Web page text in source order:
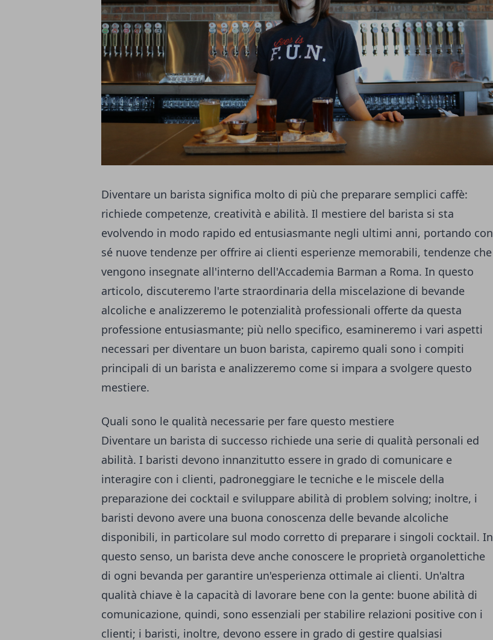
Diventare un barista significa molto di più che preparare semplici caffè:
richiede competenze, creatività e abilità. Il mestiere del barista si sta
evolvendo in modo rapido ed entusiasmante negli ultimi anni, portando con
sé nuove tendenze per offrire ai clienti esperienze memorabili, tendenze che
vengono insegnate all'interno dell'Accademia Barman a Roma. In questo
articolo, discuteremo l'arte straordinaria della miscelazione di bevande
alcoliche e analizzeremo le potenzialità professionali offerte da questa
professione entusiasmante; più nello specifico, esamineremo i vari aspetti
necessari per diventare un buon barista, capiremo quali sono i compiti
principali di un barista e analizzeremo come si impara a svolgere questo
mestiere.
Quali sono le qualità necessarie per fare questo mestiere
Diventare un barista di successo richiede una serie di qualità personali ed
abilità. I baristi devono innanzitutto essere in grado di comunicare e
interagire con i clienti, padroneggiare le tecniche e le miscele della
preparazione dei cocktail e sviluppare abilità di problem solving; inoltre, i
baristi devono avere una buona conoscenza delle bevande alcoliche
disponibili, in particolare sul modo corretto di preparare i singoli cocktail. In
questo senso, un barista deve anche conoscere le proprietà organolettiche
di ogni bevanda per garantire un'esperienza ottimale ai clienti. Un'altra
qualità chiave è la capacità di lavorare bene con la gente: buone abilità di
comunicazione, quindi, sono essenziali per stabilire relazioni positive con i
clienti; i baristi, inoltre, devono essere in grado di gestire qualsiasi